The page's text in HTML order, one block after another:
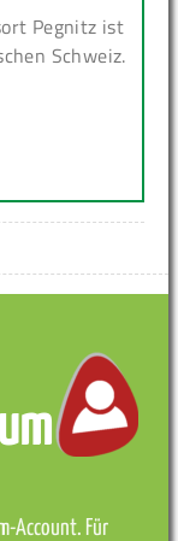
Pegnitz ist
Schweiz.
Account. Für